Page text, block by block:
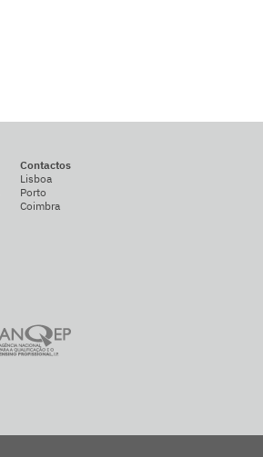
Contactos
Lisboa
Porto
Coimbra